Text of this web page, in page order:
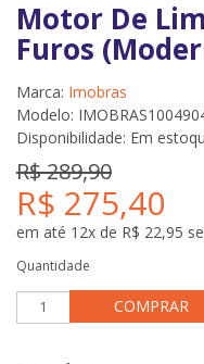
Motor De
Furos
Marca: Imobras
Modelo:
Disponibilidade: Em
R$ 289,90
R$ 275,40
em até 12x de R$ 22,95
Quantidade
COMPRAR